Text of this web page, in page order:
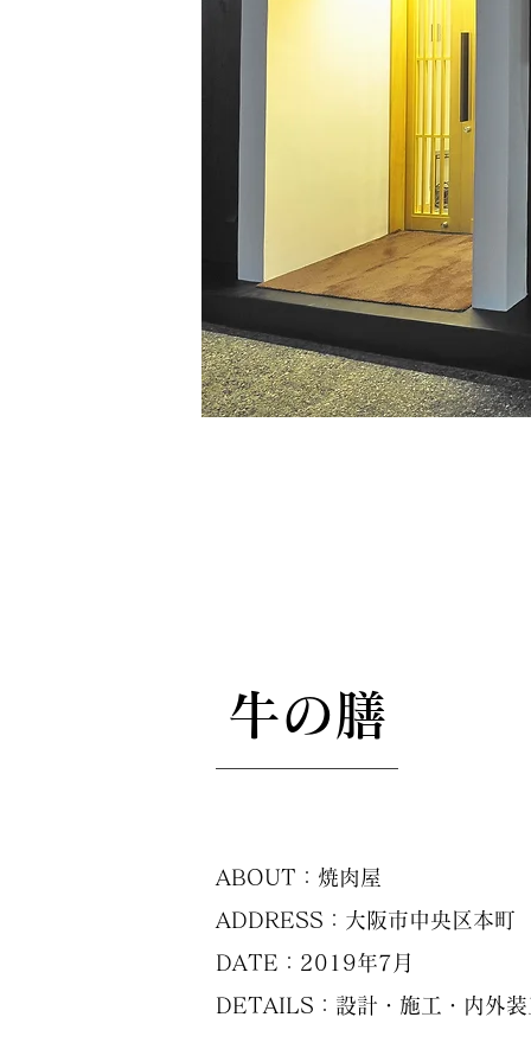
​牛の膳
ABOUT：焼肉屋
ADDRESS：大阪市中央区本町
DATE：2019年7月
DETAILS：設計・施工・内外装